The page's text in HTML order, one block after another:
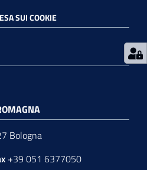
SUI COOKIE
Bologna
+39 051 6377050